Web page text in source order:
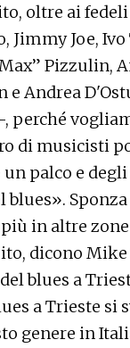
oltre ai
Jimmy Joe,
Pizzulin,
e Andrea
perché
di musicisti
palco e
blues».
in altre
dicono Mike
blues a
a Trieste
genere in